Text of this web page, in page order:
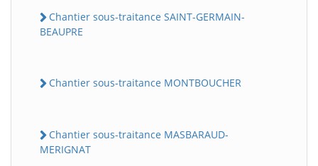
Chantier sous-traitance SAINT-GERMAIN-
BEAUPRE
Chantier sous-traitance MONTBOUCHER
Chantier sous-traitance MASBARAUD-
MERIGNAT